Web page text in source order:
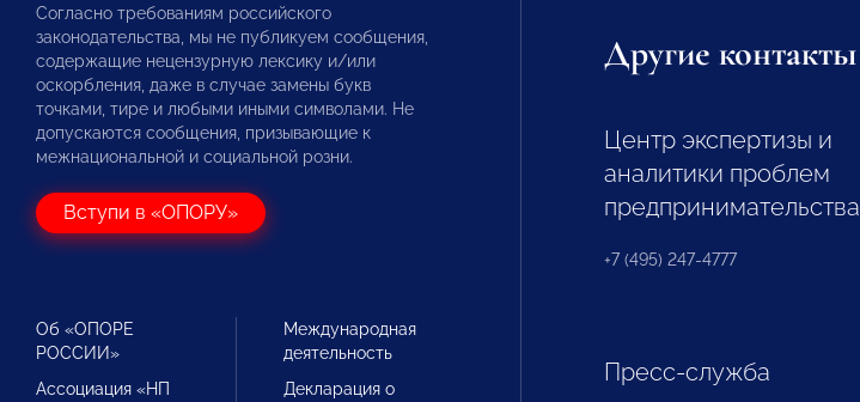
Согласно требованиям российского
законодательства, мы не публикуем сообщения,
содержащие нецензурную лексику и/или
оскорбления, даже в случае замены букв
точками, тире и любыми иными символами. Не
допускаются сообщения, призывающие к
межнациональной и социальной розни.
Вступи в «ОПОРУ»
Об «ОПОРЕ
РОССИИ»
Ассоциация «НП
Международная
деятельность
Декларация о
Другие контакты
Центр экспертизы и
аналитики проблем
предпринимательства
+7 (495) 247-4777
Пресс-служба